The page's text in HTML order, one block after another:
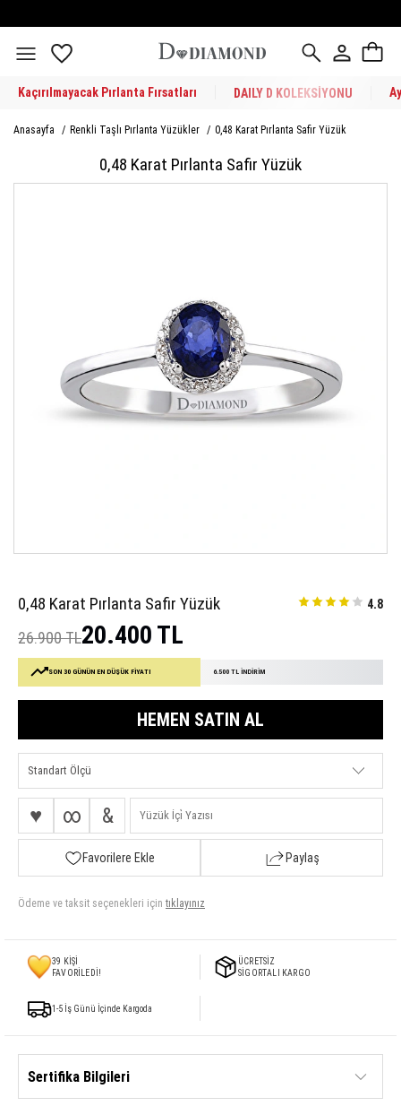
Kaçırılmayacak Pırlanta Fırsatları DAILY D KOLEKSİYONU
Anasayfa / Renkli Taşlı Pırlanta Yüzükler / 0,48 Karat Pırlanta Safir Yüzük
0,48 Karat Pırlanta Safir Yüzük
0,48 Karat Pırlanta Safir Yüzük 4.8
26.900 TL20.400 TL
SON 30 GÜNÜN EN DÜŞÜK FİYATI 6.500 TL İNDİRİM
HEMEN SATIN AL
♥ ∞ &
Favorilere Ekle Paylaş
Ödeme ve taksit seçenekleri için tıklayınız
39 KİŞİ
FAVORİLEDİ!
ÜCRETSİZ
SİGORTALI KARGO
1-5 İş Günü İçinde Kargoda
Sertifika Bilgileri